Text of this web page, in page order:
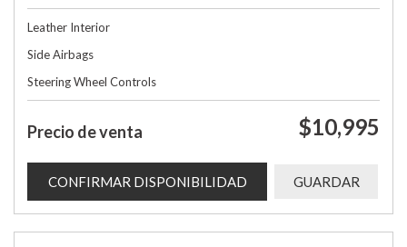
Leather Interior
Side Airbags
Steering Wheel Controls
Precio de venta $10,995
CONFIRMAR DISPONIBILIDAD GUARDAR